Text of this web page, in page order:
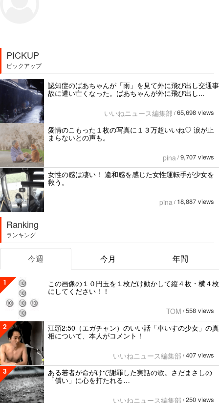
PICKUP
ピックアップ
認知症のばあちゃんが「雨」を見て外に飛び出し交通事
故に遭い亡くなった。ばあちゃんが外に飛び出し...
いいねニュース編集部 / 65,698 views
愛情のこもった１枚の写真に１３万超いいね♡ 涙が止
まらないとの声も。
pina / 9,707 views
女性の感は凄い！ 違和感を感じた女性運転手が少女を
救う。
pina / 18,887 views
Ranking
ランキング
今週 今月 年間
1
この画像の１０円玉を１枚だけ動かして縦４枚・横４枚
にしてください！！
TOM / 558 views
2
江頭2:50（エガチャン）のいい話「車いすの少女」の真
相について、本人がコメント！
いいねニュース編集部 / 407 views
3
ある若者が命がけで謝罪した実話の歌。さだまさしの
「償い」に心を打たれる…
いいねニュース編集部 / 250 views